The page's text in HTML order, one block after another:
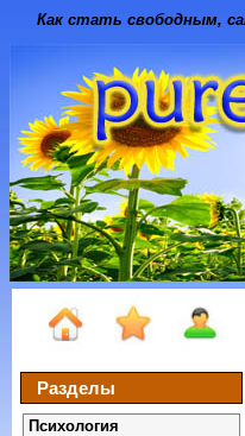
Как стать свободным,
Разделы
Психология